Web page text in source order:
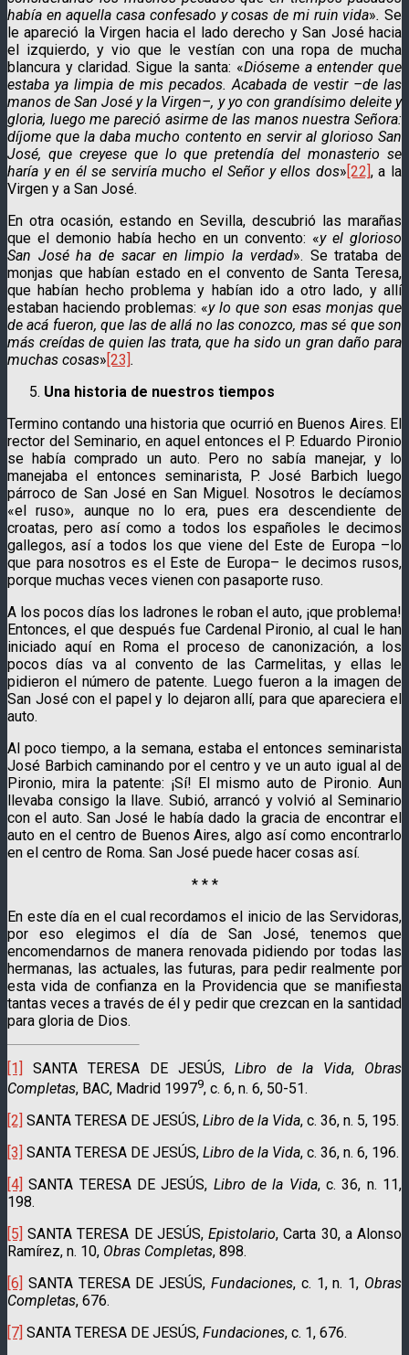
había en aquella casa confesado y cosas de mi ruin vida».Se
le apareció la Virgen hacia el lado derecho y San José hacia
el izquierdo, y vio que le vestían con una ropa de mucha
blancura y claridad. Sigue la santa: «Dióseme a entender que
estaba ya limpia de mis pecados. Acabada de vestir –de las
manos de San José y la Virgen–, y yo con grandísimo deleite y
gloria, luego me pareció asirme de las manos nuestra Señora:
díjome que la daba mucho contento en servir al glorioso San
José, que creyese que lo que pretendía del monasterio se
haría y en él se serviría mucho el Señor y ellos dos»[22], a la
Virgen y a San José.
En otra ocasión, estando en Sevilla, descubrió las marañas
que el demonio había hecho en un convento: «y el glorioso
San José ha de sacar en limpio la verdad». Se trataba de
monjas que habían estado en el convento de Santa Teresa,
que habían hecho problema y habían ido a otro lado, y allí
estaban haciendo problemas: «y lo que son esas monjas que
de acá fueron, que las de allá no las conozco, mas sé que son
más creídas de quien las trata, que ha sido un gran daño para
muchas cosas»[23].
Una historia de nuestros tiempos
Termino contando una historia que ocurrió en Buenos Aires. El
rector del Seminario, en aquel entonces el P. Eduardo Pironio
se había comprado un auto. Pero no sabía manejar, y lo
manejaba el entonces seminarista, P. José Barbich luego
párroco de San José en San Miguel. Nosotros le decíamos
«el ruso», aunque no lo era, pues era descendiente de
croatas, pero así como a todos los españoles le decimos
gallegos, así a todos los que viene del Este de Europa –lo
que para nosotros es el Este de Europa– le decimos rusos,
porque muchas veces vienen con pasaporte ruso.
A los pocos días los ladrones le roban el auto, ¡que problema!
Entonces, el que después fue Cardenal Pironio, al cual le han
iniciado aquí en Roma el proceso de canonización, a los
pocos días va al convento de las Carmelitas, y ellas le
pidieron el número de patente. Luego fueron a la imagen de
San José con el papel y lo dejaron allí, para que apareciera el
auto.
Al poco tiempo, a la semana, estaba el entonces seminarista
José Barbich caminando por el centro y ve un auto igual al de
Pironio, mira la patente: ¡Sí! El mismo auto de Pironio. Aun
llevaba consigo la llave. Subió, arrancó y volvió al Seminario
con el auto. San José le había dado la gracia de encontrar el
auto en el centro de Buenos Aires, algo así como encontrarlo
en el centro de Roma. San José puede hacer cosas así.
* * *
En este día en el cual recordamos el inicio de las Servidoras,
por eso elegimos el día de San José, tenemos que
encomendarnos de manera renovada pidiendo por todas las
hermanas, las actuales, las futuras, para pedir realmente por
esta vida de confianza en la Providencia que se manifiesta
tantas veces a través de él y pedir que crezcan en la santidad
para gloria de Dios.
[1] SANTA TERESA DE JESÚS, Libro de la Vida, Obras
Completas, BAC, Madrid 19979, c. 6, n. 6, 50-51.
[2] SANTA TERESA DE JESÚS, Libro de la Vida, c. 36, n. 5, 195.
[3] SANTA TERESA DE JESÚS, Libro de la Vida, c. 36, n. 6, 196.
[4] SANTA TERESA DE JESÚS, Libro de la Vida, c. 36, n. 11,
198.
[5] SANTA TERESA DE JESÚS,Epistolario, Carta 30, a Alonso
Ramírez, n. 10, Obras Completas, 898.
[6] SANTA TERESA DE JESÚS, Fundaciones, c. 1, n. 1, Obras
Completas, 676.
[7] SANTA TERESA DE JESÚS, Fundaciones, c. 1, 676.